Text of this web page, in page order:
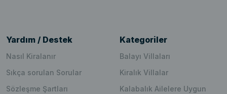
Yardım / Destek
Nasıl Kiralanır
Sıkça sorulan Sorular
Sözleşme Şartları
Kategoriler
Balayı Villaları
Kiralık Villalar
Kalabalık Ailelere Uygun